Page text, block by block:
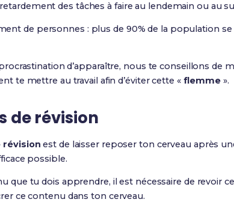
des tâches à faire au lendemain ou au
de personnes : plus de 90% de la population
d’apparaître, nous te conseillons de
te mettre au travail afin d’éviter cette « flemme».
de révision
révision est de laisser reposer ton cerveau après
possible.
que tu dois apprendre, il est nécessaire de revoir
ce contenu dans ton cerveau.